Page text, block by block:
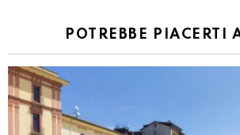
POTREBBE PIACERTI